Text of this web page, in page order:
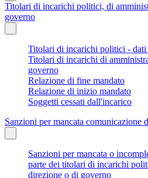
Titolari di incarichi politici, di
governo
Titolari di incarichi politici - dati
Titolari di incarichi di
governo
Relazione di fine mandato
Relazione di inizio mandato
Soggetti cessati dall'incarico
Sanzioni per mancata comunicazione
Sanzioni per mancata o
parte dei titolari di incarichi
direzione o di governo